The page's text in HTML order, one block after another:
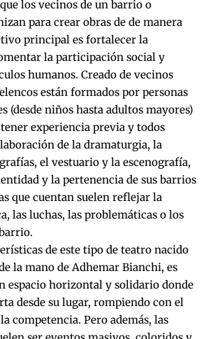
los vecinos de un barrio o
para crear obras de de manera
principal es fortalecer la
la participación social y
humanos. Creado de vecinos
están formados por personas
(desde niños hasta adultos mayores)
experiencia previa y todos
de la dramaturgia, la
el vestuario y la escenografía,
y la pertenencia de sus barrios
que cuentan suelen reflejar la
las luchas, las problemáticas o los
de este tipo de teatro nacido
la mano de Adhemar Bianchi, es
espacio horizontal y solidario donde
desde su lugar, rompiendo con el
competencia. Pero además, las